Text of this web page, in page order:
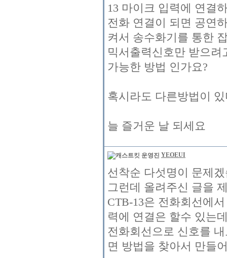
13 마이크 입력에 연결
전화 연결이 되면 공연
켜서 송수화기를 통한
믹서출력신호만 받으려
가능한 방법 인가요?
혹시라도 다른방법이
늘 즐거운 날 되세요
YEOEUI
선착순 다섯명이 문제
그런데 올려주신 글을
CTB-13은 전화회선에
력에 연결은 할수 있는
전화회선으로 신호를
면 방법을 찾아서 만들